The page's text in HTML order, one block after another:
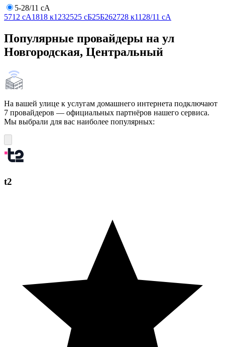
5-28/11 сА
5712 сА1818 к1 232525 сБ25Б262728 к11 28/11 сА
Популярные провайдеры на ул
Новгородская, Центральный
На вашей улице к услугам домашнего интернета подключают
7 провайдеров — официальных партнёров нашего сервиса.
Мы выбрали для вас наиболее популярных:
t2